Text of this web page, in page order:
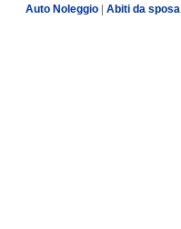
Auto Noleggio Abiti da sposa